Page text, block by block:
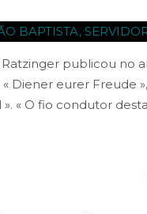
Ratzinger publicou no
Diener eurer Freude
« O fio condutor